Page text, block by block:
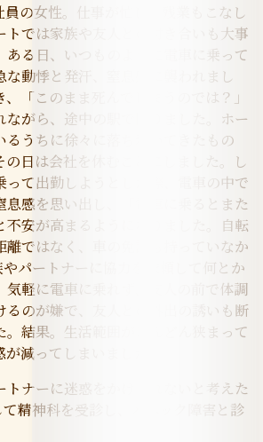
の女性。仕事が忙しく残業もこなし
トでは家族や友人との付き合いも大事
ある日、いつものように電車に乗って
動悸と発汗、窒息感に襲われまし
「このまま死んでしまうのでは？」
ながら、途中の駅で降りました。ホー
るうちに徐々に落ち着いてきたもの
の日は会社を休むことにしました。し
って出勤しようとした際、電車の中で
息感を思い出し、「電車に乗るとまた
不安が高まるようになりました。自転
離ではなく、車の免許も持っていなか
パートナーに協力を依頼して何とか
気軽に電車に乗れず、友人の前で体調
るのが嫌で、友人との外出の誘いも断
。結果。生活範囲がどんどん狭まって
減ってしまいました。
トナーに迷惑をかけられないと考えた
精神科を受診し、パニック障害と診